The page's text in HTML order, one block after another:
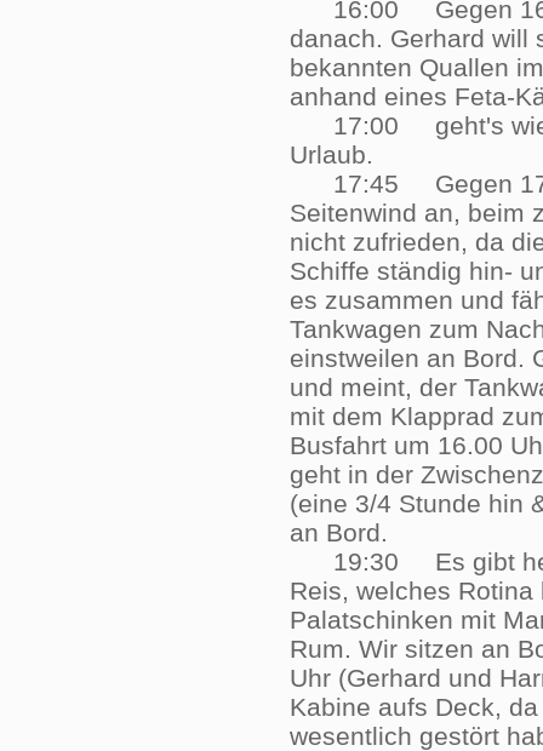
16:00 Gegen
danach. Gerhard will
bekannten Quallen
anhand eines Feta-
17:00 geht's
Urlaub.
17:45 Gegen
Seitenwind an, beim
nicht zufrieden, da
Schiffe ständig hin-
es zusammen und
Tankwagen zum
einstweilen an Bord.
und meint, der
mit dem Klapprad
Busfahrt um 16.00
geht in der
(eine 3/4 Stunde hin
an Bord.
19:30 Es gibt
Reis, welches
Palatschinken mit
Rum. Wir sitzen an
Uhr (Gerhard und
Kabine aufs Deck,
wesentlich gestört